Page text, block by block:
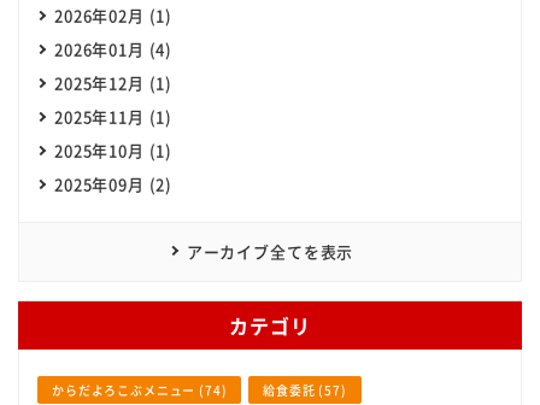
2026年02月 (1)
2026年01月 (4)
2025年12月 (1)
2025年11月 (1)
2025年10月 (1)
2025年09月 (2)
アーカイブ全てを表示
カテゴリ
からだよろこぶメニュー (74)
給食委託 (57)